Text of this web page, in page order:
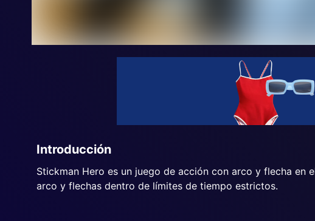
Introducción
Stickman Hero es un juego de acción con arco y flecha en
arco y flechas dentro de límites de tiempo estrictos.